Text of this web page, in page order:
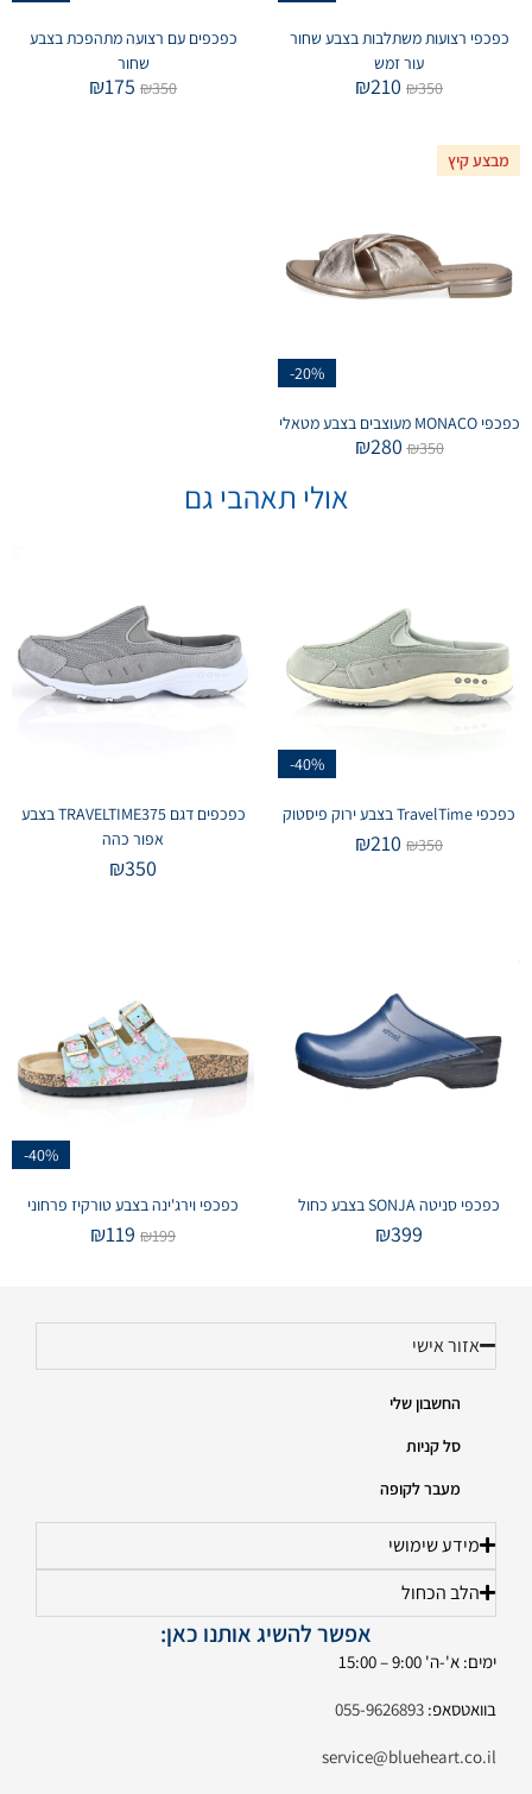
כפכפי רצועות משתלבות בצבע שחור
עור זמש
₪350
₪210
כפכפים עם רצועה מתהפכת בצבע
שחור
₪350
₪175
מבצע קיץ
-20%
כפכפי MONACO מעוצבים בצבע מטאלי
₪350
₪280
אולי תאהבי גם
-40%
כפכפי TravelTime בצבע ירוק פיסטוק
₪350
₪210
כפכפים דגם TRAVELTIME375 בצבע
אפור כהה
₪350
כפכפי סניטה SONJA בצבע כחול
₪399
-40%
כפכפי וירג'ינה בצבע טורקיז פרחוני
₪199
₪119
אזור אישי
החשבון שלי
סל קניות
מעבר לקופה
מידע שימושי
הלב הכחול
אפשר להשיג אותנו כאן:
ימים: א'-ה' 9:00 – 15:00
בוואטסאפ: 055-9626893
service@blueheart.co.il